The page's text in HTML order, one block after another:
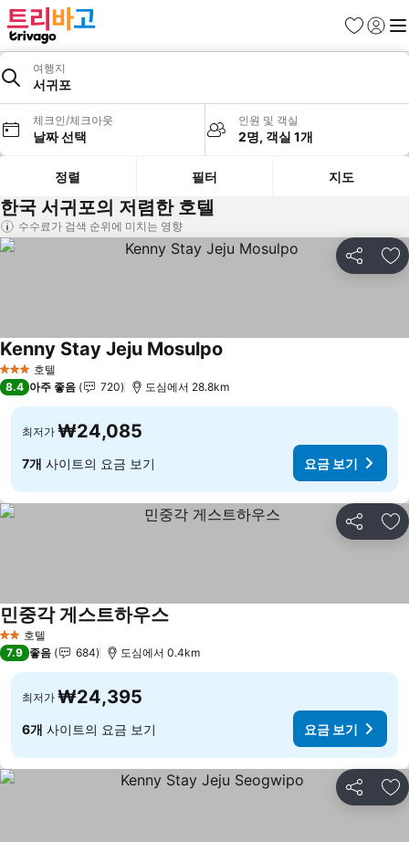
즐겨찾기
로그인
메
여행지
서귀포
체크인/체크아웃
날짜 선택
인원 및 객실
2명, 객실 1개
정렬 필터 지도
한국 서귀포의 저렴한 호텔
수수료가 검색 순위에 미치는 영향
공유 즐
3 성급 호텔
Kenny Stay Jeju Mosulpo
8.4 아주 좋음 720 도심에서 28.8km
최저가 ₩24,085
7개 사이트의 요금 보기 요금 보기
공유 즐
2 성급호텔
민중각 게스트하우스
7.9 좋음 684 도심에서 0.4km
최저가 ₩24,395
6개 사이트의 요금 보기 요금 보기
공유 즐